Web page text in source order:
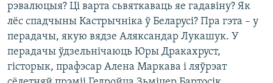
рэвалюцыя? Ці варта сьвяткаваць яе гадавіну? Як
лёс спадчыны Кастрычніка ў Беларусі? Пра гэта – у
перадачы, якую вядзе Аляксандар Лукашук. У
перадачы ўдзельнічаюць Юры Дракахруст,
гісторык, прафэсар Алена Маркава і ляўрэат